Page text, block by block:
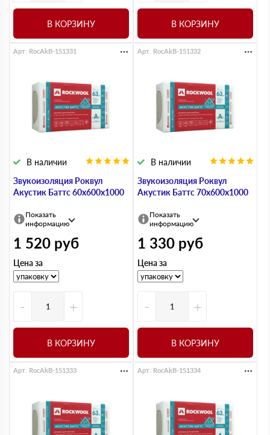
В КОРЗИНУ В КОРЗИНУ
Звукоизоляция Роквул
Акустик Баттс 60х600х1000
В наличии
Арт. RocAkB-151331
Показать
информацию
1 520 руб
Цена за
- +
В КОРЗИНУ
Звукоизоляция Роквул
Акустик Баттс 70х600х1000
В наличии
Арт. RocAkB-151332
Показать
информацию
1 330 руб
Цена за
- +
В КОРЗИНУ
Арт. RocAkB-151333 Арт. RocAkB-151334